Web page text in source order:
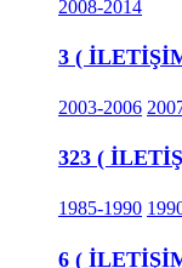
2008-2014
3 (
2003-2006
323 (
1985-1990
6 (